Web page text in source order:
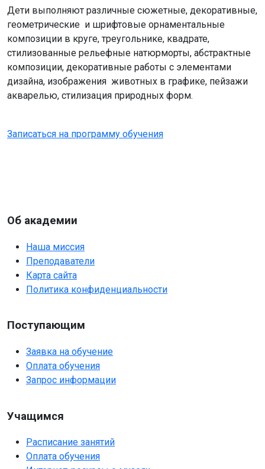
Дети выполняют различные сюжетные, декоративные,
геометрические и шрифтовые орнаментальные
композиции в круге, треугольнике, квадрате,
стилизованные рельефные натюрморты, абстрактные
композиции, декоративные работы с элементами
дизайна, изображения животных в графике, пейзажи
акварелью, стилизация природных форм.
Записаться на программу обучения
Об академии
Наша миссия
Преподаватели
Карта сайта
Политика конфиденциальности
Поступающим
Заявка на обучение
Оплата обучения
Запрос информации
Учащимся
Расписание занятий
Оплата обучения